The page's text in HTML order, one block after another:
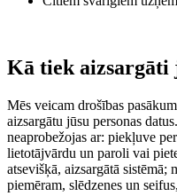
Kā tiek aizsargāti
Mēs veicam drošības
aizsargātu jūsu personas
neaprobežojas ar: piekļuve
lietotājvārdu un paroli vai
atsevišķā, aizsargātā sistēmā;
piemēram, slēdzenes un